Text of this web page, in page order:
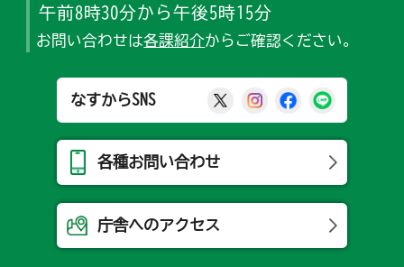
午前8時30分から午後5時15分
お問い合わせは各課紹介からご確認ください。
なすからSNS 那須烏山市公式X
那須烏山市公式
那須烏山市
各種お問い合わせ
庁舎へのアクセス